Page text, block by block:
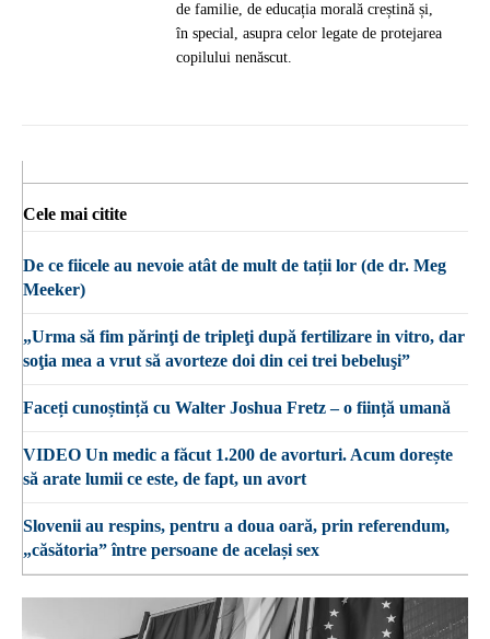
de familie, de educația morală creștină și,
în special, asupra celor legate de protejarea
copilului nenăscut.
Cele mai citite
De ce fiicele au nevoie atât de mult de tații lor (de dr. Meg
Meeker)
„Urma să fim părinţi de tripleţi după fertilizare in vitro, dar
soţia mea a vrut să avorteze doi din cei trei bebeluşi”
Faceți cunoștință cu Walter Joshua Fretz – o ființă umană
VIDEO Un medic a făcut 1.200 de avorturi. Acum dorește
să arate lumii ce este, de fapt, un avort
Slovenii au respins, pentru a doua oară, prin referendum,
„căsătoria” între persoane de același sex